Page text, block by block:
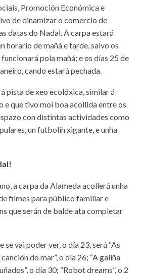
Promoción Económica e
de dinamizar o comercio de
datas do Nadal. A carpa estará
horario de mañá e tarde, salvo os
pola mañá; e os días 25 de
cando estará pechada.
pista de xeo ecolóxica, similar á
e que tivo moi boa acollida entre os
con distintas actividades como
un futbolín xigante, e unha
a carpa da Alameda acollerá unha
filmes para público familiar e
que serán de balde ata completar
vai poder ver, o día 23, será “As
do mar”, o día 26; “A galiña
o día 30; “Robot dreams”, o 2